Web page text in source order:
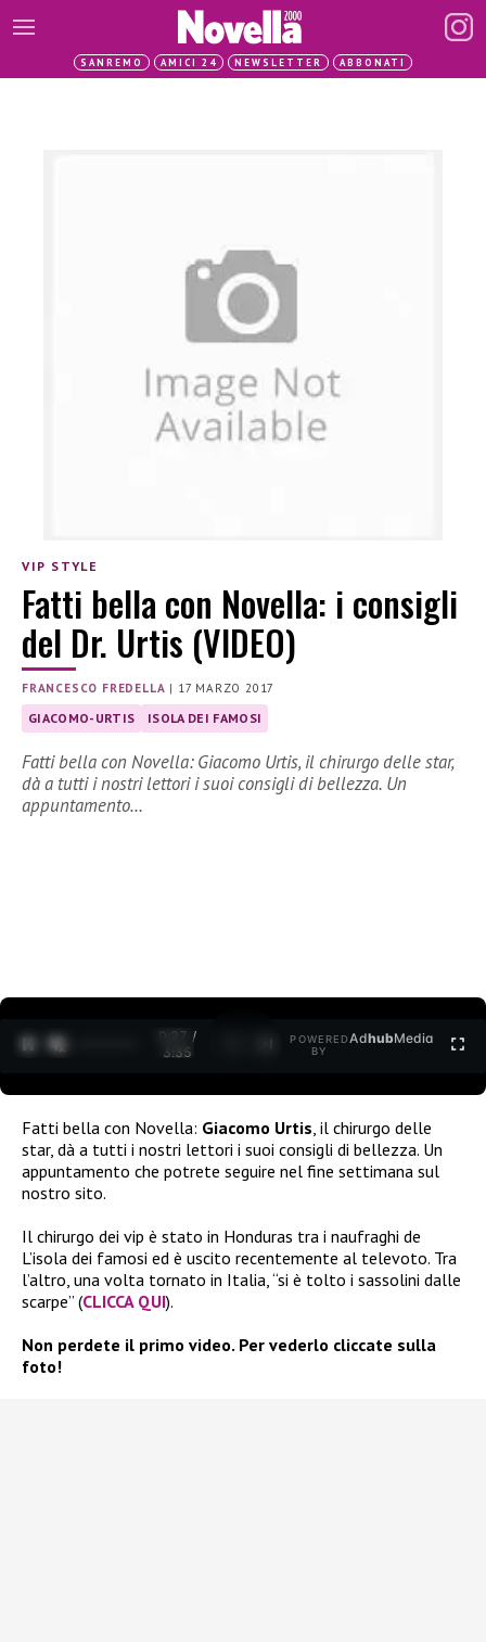
SANREMO AMICI 24 NEWSLETTER ABBONATI
VIP STYLE
Fatti bella con Novella: i consigli
del Dr. Urtis (VIDEO)
FRANCESCO FREDELLA | 17 MARZO 2017
GIACOMO-URTIS ISOLA DEI FAMOSI
Fatti bella con Novella: Giacomo Urtis, il chirurgo delle star,
dà a tutti i nostri lettori i suoi consigli di bellezza. Un
appuntamento…
0:27 /
3:35
POWERED
BY
AdhubMedia
Fatti bella con Novella: Giacomo Urtis , il chirurgo delle
star, dà a tutti i nostri lettori i suoi consigli di bellezza. Un
appuntamento che potrete seguire nel fine settimana sul
nostro sito.
Il chirurgo dei vip è stato in Honduras tra i naufraghi de
L’isola dei famosi ed è uscito recentemente al televoto. Tra
l’altro, una volta tornato in Italia, “si è tolto i sassolini dalle
scarpe” (CLICCA QUI).
Non perdete il primo video. Per vederlo cliccate sulla
foto!